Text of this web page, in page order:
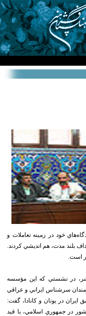
خود در زمينه تعاملات و
بلند مدت، هم انديشي كردند.
است.
در نشستي كه اين مؤسسه
سرشناس ايراني و عراقي
ايران در يونان و كانادا، گفت:
در جمهوري اسلامي، با قيد